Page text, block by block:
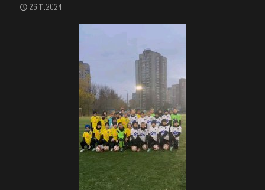
26.11.2024